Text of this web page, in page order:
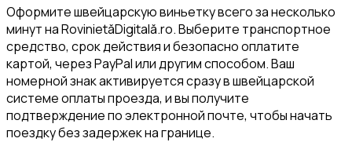
Оформите швейцарскую виньетку всего за несколько
минут на RovinietăDigitală.ro. Выберите транспортное
средство, срок действия и безопасно оплатите
картой, через PayPal или другим способом. Ваш
номерной знак активируется сразу в швейцарской
системе оплаты проезда, и вы получите
подтверждение по электронной почте, чтобы начать
поездку без задержек на границе.